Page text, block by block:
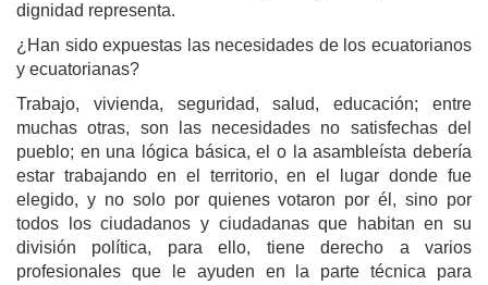
dignidad representa.
¿Han sido expuestas las necesidades de los ecuatorianos
y ecuatorianas?
Trabajo, vivienda, seguridad, salud, educación; entre
muchas otras, son las necesidades no satisfechas del
pueblo; en una lógica básica, el o la asambleísta debería
estar trabajando en el territorio, en el lugar donde fue
elegido, y no solo por quienes votaron por él, sino por
todos los ciudadanos y ciudadanas que habitan en su
división política, para ello, tiene derecho a varios
profesionales que le ayuden en la parte técnica para